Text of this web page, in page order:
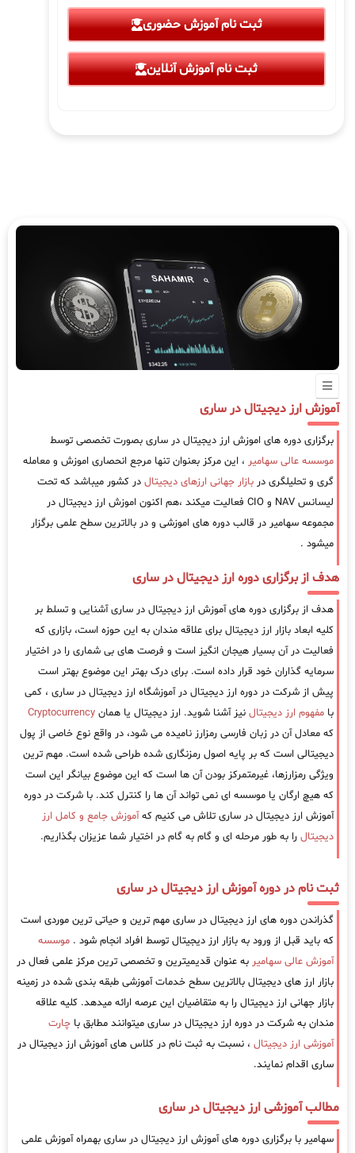
ثبت نام آموزش حضوری
ثبت نام آموزش آنلاین
آموزش ارز دیجیتال در ساری
برگزاری دوره های اموزش ارز دیجیتال در ساری بصورت تخصصی توسط
موسسه عالی سهامیر ، این مرکز بعنوان تنها مرجع انحصاری اموزش و معامله
گری و تحلیلگری در بازار جهانی ارزهای دیجیتال در کشور میباشد که تحت
لیسانس NAV و CIO فعالیت میکند ،هم اکنون اموزش ارز دیجیتال در
مجموعه سهامیر در قالب دوره های اموزشی و در بالاترین سطح علمی برگزار
میشود .
هدف از برگزاری دوره ارز دیجیتال در ساری
هدف از برگزاری دوره های آموزش ارز دیجیتال در ساری آشنایی و تسلط بر
کلیه ابعاد بازار ارز دیجیتال برای علاقه مندان به این حوزه است، بازاری که
فعالیت در آن بسیار هیجان انگیز است و فرصت های بی شماری را در اختیار
سرمایه گذاران خود قرار داده است. برای درک بهتر این موضوع بهتر است
پیش از شرکت در دوره ارز دیجیتال در آموزشگاه ارز دیجیتال در ساری ، کمی
با مفهوم ارز دیجیتال نیز آشنا شوید. ارز دیجیتال یا همان Cryptocurrency
که معادل آن در زبان فارسی رمزارز نامیده می شود، در واقع نوع خاصی از پول
دیجیتالی است که بر پایه اصول رمزنگاری شده طراحی شده است. مهم ترین
ویژگی رمزارزها، غیرمتمرکز بودن آن ها است که این موضوع بیانگر این است
که هیچ ارگان یا موسسه ای نمی تواند آن ها را کنترل کند. با شرکت در دوره
آموزش ارز دیجیتال در ساری تلاش می کنیم کهآموزش جامع و کامل ارز
دیجیتال را به طور مرحله ای و گام به گام در اختیار شما عزیزان بگذاریم.
ثبت نام در دوره آموزش ارز دیجیتال در ساری
گذراندن دوره های ارز دیجیتال در ساری مهم ترین و حیاتی ترین موردی است
که باید قبل از ورود به بازار ارز دیجیتال توسط افراد انجام شود . موسسه
آموزش عالی سهامیر به عنوان قدیمیترین و تخصصی ترین مرکز علمی فعال در
بازار ارز های دیجیتال بالاترین سطح خدمات آموزشی طبقه بندی شده در زمینه
بازار جهانی ارز دیجیتال را به متقاضیان این عرصه ارائه میدهد. کلیه علاقه
مندان به شرکت در دوره ارز دیجیتال در ساری میتوانند مطابق با چارت
آموزشی ارز دیجیتال ، نسبت به ثبت نام در کلاس های آموزش ارز دیجیتال در
ساری اقدام نمایند.
مطالب آموزشی ارز دیجیتال در ساری
سهامیر با برگزاری دوره های آموزش ارز دیجیتال در ساری بهمراه آموزش علمی